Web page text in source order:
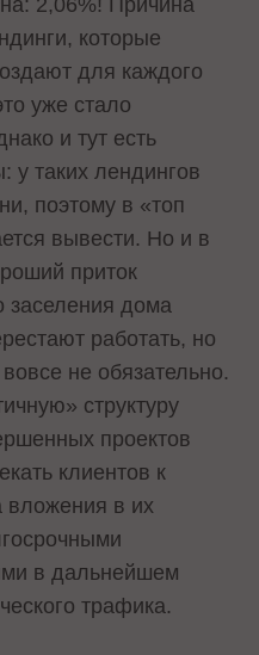
2,06%! Причина
которые
для каждого
уже стало
и тут есть
у таких лендингов
поэтому в «топ
вывести. Но и в
приток
заселения дома
работать, но
не обязательно.
структуру
проектов
клиентов к
вложения в их
в дальнейшем
трафика.